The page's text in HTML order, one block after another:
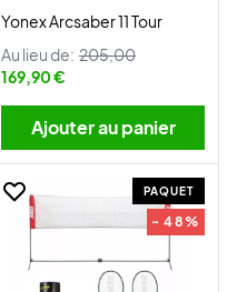
Yonex Arcsaber 11 Tour
Au lieu de: 205,00
169,90 €
Ajouter au panier
PAQUET
- 48%